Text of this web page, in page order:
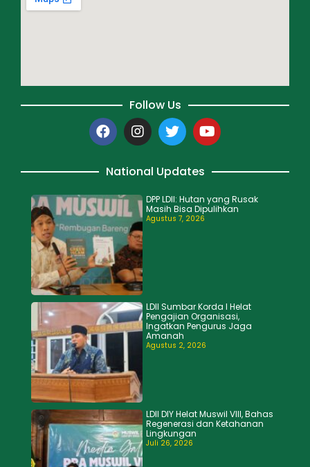
Follow Us
National Updates
DPP LDII: Hutan yang Rusak
Masih Bisa Dipulihkan
Agustus 7, 2026
LDII Sumbar Korda I Helat
Pengajian Organisasi,
Ingatkan Pengurus Jaga
Amanah
Agustus 2, 2026
LDII DIY Helat Muswil VIII, Bahas
Regenerasi dan Ketahanan
Lingkungan
Juli 26, 2026